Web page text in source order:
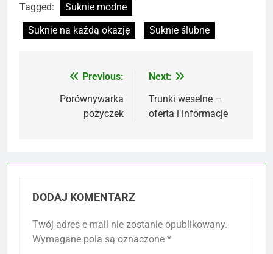
Tagged:
Suknie modne
Suknie na każdą okazję
Suknie ślubne
Nawigacja
wpisu
Previous:
Porównywarka
pożyczek
Next:
Trunki weselne –
oferta i informacje
DODAJ KOMENTARZ
Twój adres e-mail nie zostanie opublikowany.
Wymagane pola są oznaczone *